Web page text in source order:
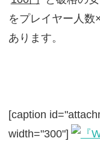
をプレイヤー人
あります。
[caption
width="300"]